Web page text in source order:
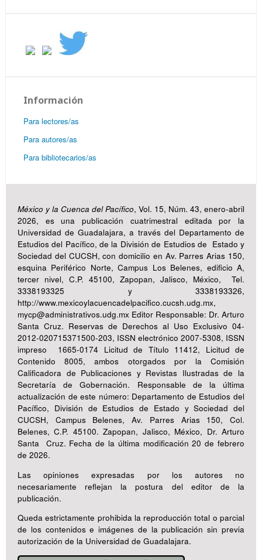
Información
Para lectores/as
Para autores/as
Para bibliotecarios/as
México y la Cuenca del Pacífico, Vol. 15, Núm. 43, enero-abril
2026, es una publicación cuatrimestral editada por la
Universidad de Guadalajara, a través del Departamento de
Estudios del Pacífico, de la División de Estudios de Estado y
Sociedad del CUCSH, con domicilio en Av. Parres Arias 150,
esquina Periférico Norte, Campus Los Belenes, edificio A,
tercer nivel, C.P. 45100, Zapopan, Jalisco, México, Tel.
3338193325 y 3338193326,
http://www.mexicoylacuencadelpacifico.cucsh.udg.mx,
mycp@administrativos.udg.mx Editor Responsable: Dr. Arturo
Santa Cruz. Reservas de Derechos al Uso Exclusivo 04-
2012-020715371500-203, ISSN electrónico 2007-5308, ISSN
impreso 1665-0174 Licitud de Título 11412, Licitud de
Contenido 8005, ambos otorgados por la Comisión
Calificadora de Publicaciones y Revistas Ilustradas de la
Secretaría de Gobernación. Responsable de la última
actualización de este número: Departamento de Estudios del
Pacífico, División de Estudios de Estado y Sociedad del
CUCSH, Campus Belenes, Av. Parres Arias 150, Col.
Belenes, C.P. 45100. Zapopan, Jalisco, México, Dr. Arturo
Santa Cruz. Fecha de la última modificación 20 de febrero
de 2026.
Las opiniones expresadas por los autores no
necesariamente reflejan la postura del editor de la
publicación.
Queda estrictamente prohibida la reproducción total o parcial
de los contenidos e imágenes de la publicación sin previa
autorización de la Universidad de Guadalajara.